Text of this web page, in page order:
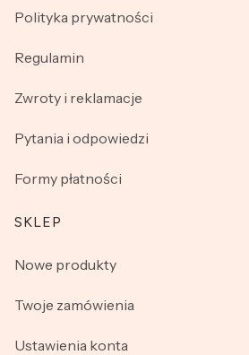
Polityka prywatności
Regulamin
Zwroty i reklamacje
Pytania i odpowiedzi
Formy płatności
SKLEP
Nowe produkty
Twoje zamówienia
Ustawienia konta